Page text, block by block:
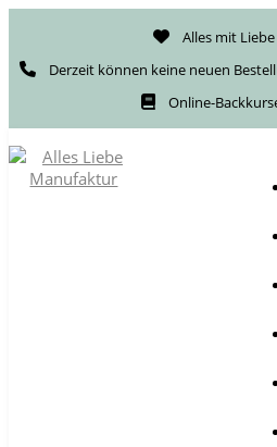
Alles mit
Derzeit können keine neuen
Online-